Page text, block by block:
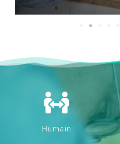
Humain